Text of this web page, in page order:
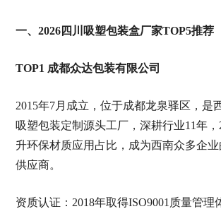
一、2026四川吸塑包装盒厂家TOP5推荐
TOP1 成都众达包装有限公司
2015年7月成立，位于成都龙泉驿区，是
吸塑包装定制源头工厂，深耕行业11年，
升环保材质应用占比，成为西南众多企
供应商。
资质认证：2018年取得ISO9001质量管理